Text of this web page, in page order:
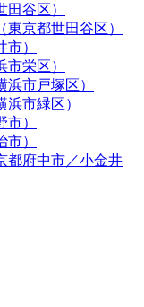
谷区）
京都世田谷区）
）
栄区）
市戸塚区）
市緑区）
）
）
都府中市／小金井